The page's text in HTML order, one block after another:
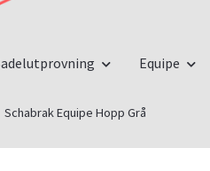
Equipe
Schabrak Equipe Hopp Grå